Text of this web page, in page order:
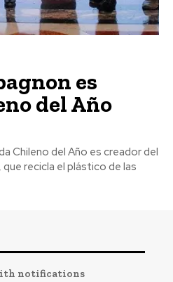
es
del Año
Chileno del Año es creador del
recicla el plástico de las
notifications